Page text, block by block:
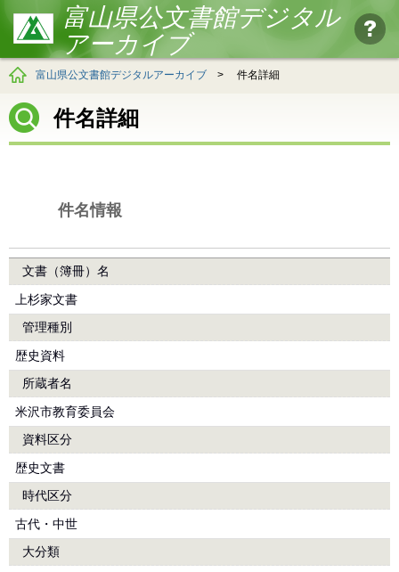
富山県公文書館デジタル
アーカイブ
富山県公文書館デジタルアーカイブ > 件名詳細
件名詳細
件名情報
文書（簿冊）名
上杉家文書
管理種別
歴史資料
所蔵者名
米沢市教育委員会
資料区分
歴史文書
時代区分
古代・中世
大分類